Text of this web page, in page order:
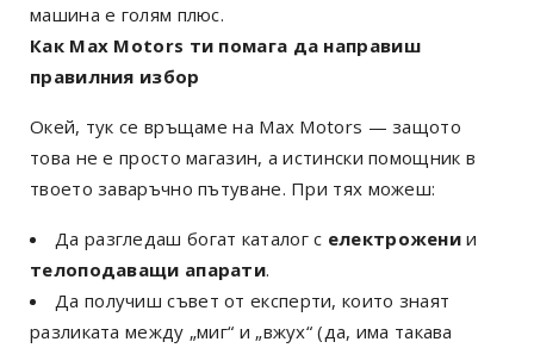
машина е голям плюс.
Как Max Motors ти помага да направиш
правилния избор
Окей, тук се връщаме на Max Motors — защото
това не е просто магазин, а истински помощник в
твоето заваръчно пътуване. При тях можеш:
Да разгледаш богат каталог с електрожени и
телоподаващи апарати.
Да получиш съвет от експерти, които знаят
разликата между „миг“ и „вжух“ (да, има такава